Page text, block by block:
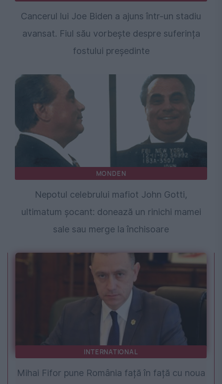
Cancerul lui Joe Biden a ajuns într-un stadiu
avansat. Fiul său vorbește despre suferința
fostului președinte
MONDEN
Nepotul celebrului mafiot John Gotti,
ultimatum șocant: donează un rinichi mamei
sale sau merge la închisoare
INTERNATIONAL
Mihai Fifor pune România față în față cu noua